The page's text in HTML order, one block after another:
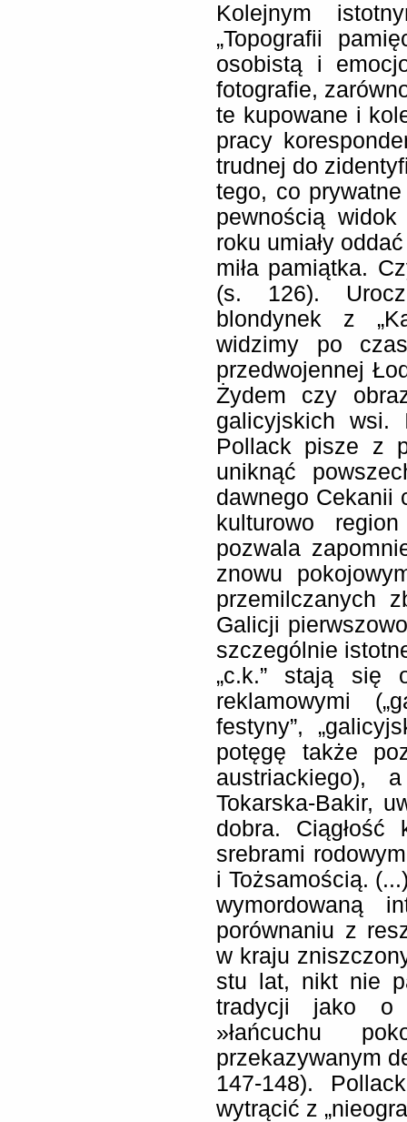
Kolejnym
„Topografii
osobistą i
fotografie,
te kupowane i
pracy
trudnej do
tego, co
pewnością
roku umiały
miła pamiątka.
(s. 126).
blondynek z
widzimy po
przedwojennej
Żydem czy
galicyjskich
Pollack pisze z
uniknąć
dawnego Cekanii
kulturowo
pozwala
znowu
przemilczanych
Galicji
szczególnie
„c.k.” stają się
reklamowymi
festyny”,
potęgę także
austriackiego),
Tokarska-Bakir,
dobra.
srebrami
i Tożsamością.
wymordowaną
porównaniu z
w kraju
stu lat, nikt nie
tradycji jako o
»łańcuchu
przekazywanym
147-148).
wytrącić z